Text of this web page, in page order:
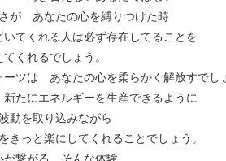
が あなたの心を縛りつけた時
てくれる人は必ず存在してることを
てくれるでしょう。
ツは あなたの心を柔らかく解放すでし
たにエネルギーを生産できるように
動を取り込みながら
きっと楽にしてくれることでしょう。